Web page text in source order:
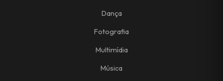
Dança
Fotografia
Multimídia
Música